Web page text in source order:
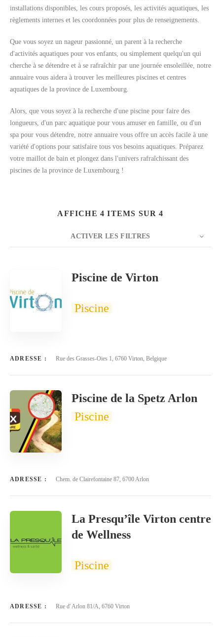
installations disponibles, les cours proposés, les activités aquatiques, les
règlements internes et les coordonnées pour plus de renseignements.
Que vous soyez un nageur passionné, un parent à la recherche
d'activités aquatiques pour vos enfants, ou simplement quelqu'un qui
cherche à se détendre et à se rafraîchir par une journée ensoleillée, notre
annuaire vous aidera à trouver les meilleures piscines et centres
aquatiques de la province de Luxembourg.
Alors, que vous soyez à la recherche d'une piscine pour faire des
longueurs, d'un parc aquatique pour vous amuser en famille, ou d'un
spa pour vous détendre, notre annuaire vous offre un accès facile à une
variété d'options pour satisfaire tous vos besoins aquatiques. Préparez
votre maillot de bain et plongez dans l'univers rafraîchissant des
piscines de la province de Luxembourg !
AFFICHE 4 ITEMS SUR 4
ACTIVER LES FILTRES
Piscine de Virton
Piscine
ADRESSE : Rue des Grasses-Oies 1, 6760 Virton, Belgique
Piscine de la Spetz Arlon
Piscine
ADRESSE : Chem. de Clairefontaine 87, 6700 Arlon
La Presqu’île Virton centre
de Wellness
Piscine
ADRESSE : Rue d' Arlon 81/A, 6760 Virton